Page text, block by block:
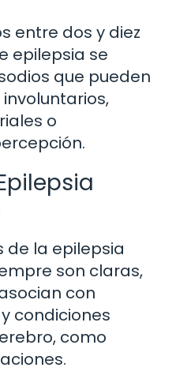
entre dos y diez
epilepsia se
que pueden
o
de la epilepsia
son claras,
con
condiciones
como